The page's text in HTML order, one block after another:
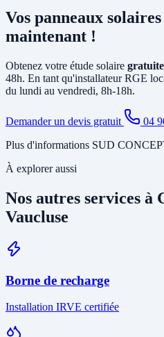
existant et le tirage de câbles DC
est ancien ou sous-dimensionné,
nécessaire. Notre étude gratuite à
Vos panneaux
maintenant !
Obtenez votre étude solaire gratuite
48h. En tant qu'installateur RGE
du lundi au vendredi, 8h-18h.
Demander un devis gratuit
04
Plus d'informations SUD
À explorer aussi
Nos autres services à
Vaucluse
Borne de recharge
Installation IRVE certifiée